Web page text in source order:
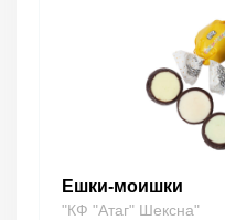
Ешки-моишки
"КФ "Атаг" Шексна"